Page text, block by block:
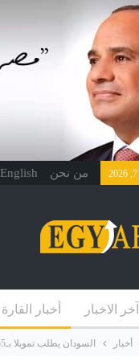
من نحن English
آخر الاخبار أخبار القارة
أخبار السودان يطلب تمويلا بـ55 مليون دولار من البنك الأفريقي للتنمية